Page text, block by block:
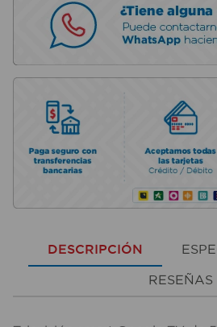
DESCRIPCIÓN
RESEÑAS